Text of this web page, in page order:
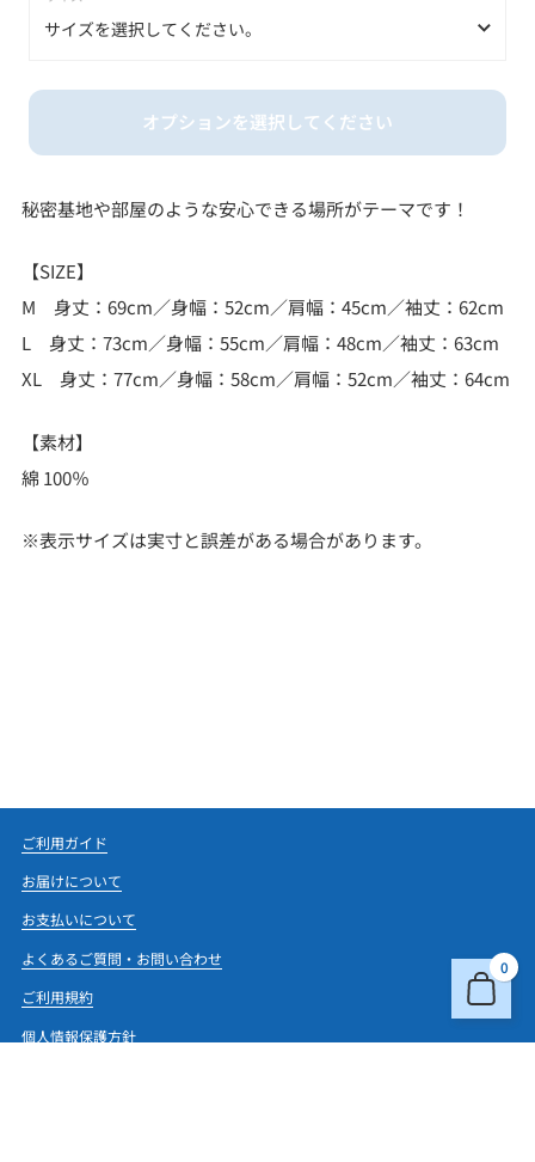
0
サイズを選択してください。
オプションを選択してください
秘密基地や部屋のような安心できる場所がテーマです！
【SIZE】
M 身丈：69cm／身幅：52cm／肩幅：45cm／袖丈：62cm
L 身丈：73cm／身幅：55cm／肩幅：48cm／袖丈：63cm
XL 身丈：77cm／身幅：58cm／肩幅：52cm／袖丈：64cm
【素材】
綿 100％
※表示サイズは実寸と誤差がある場合があります。
ご利用ガイド
お届けについて
お支払いについて
よくあるご質問・お問い合わせ
ご利用規約
個人情報保護方針